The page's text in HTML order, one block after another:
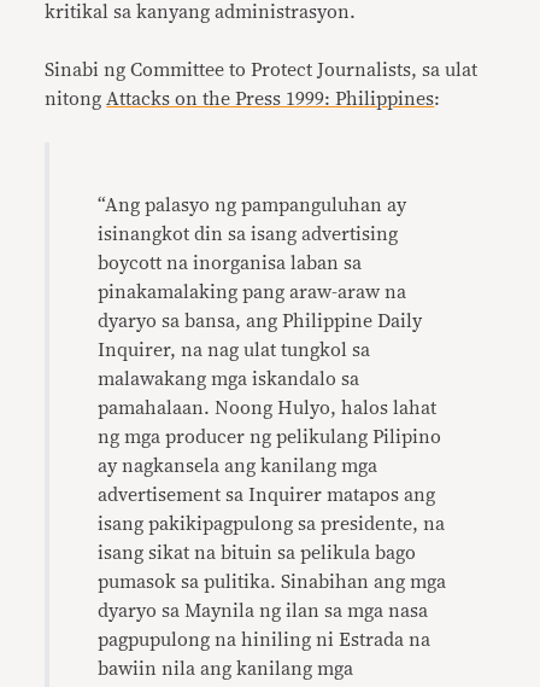
kritikal sa kanyang administrasyon.
Sinabi ng Committee to Protect Journalists, sa ulat
nitong Attacks on the Press 1999: Philippines:
“Ang palasyo ng pampanguluhan ay
isinangkot din sa isang advertising
boycott na inorganisa laban sa
pinakamalaking pang araw-araw na
dyaryo sa bansa, ang Philippine Daily
Inquirer, na nag ulat tungkol sa
malawakang mga iskandalo sa
pamahalaan. Noong Hulyo, halos lahat
ng mga producer ng pelikulang Pilipino
ay nagkansela ang kanilang mga
advertisement sa Inquirer matapos ang
isang pakikipagpulong sa presidente, na
isang sikat na bituin sa pelikula bago
pumasok sa pulitika. Sinabihan ang mga
dyaryo sa Maynila ng ilan sa mga nasa
pagpupulong na hiniling ni Estrada na
bawiin nila ang kanilang mga